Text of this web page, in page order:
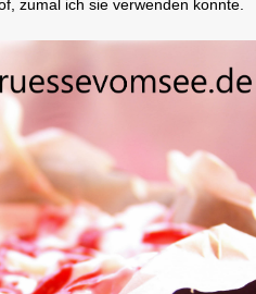
zumal ich sie verwenden konnte.